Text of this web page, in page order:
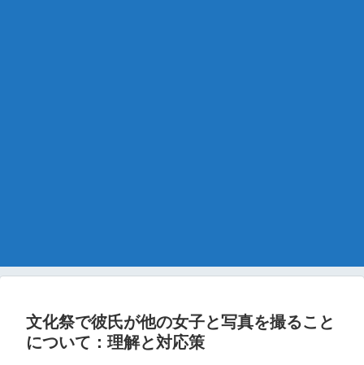
文化祭で彼氏が他の女子と写真を撮ること
について：理解と対応策